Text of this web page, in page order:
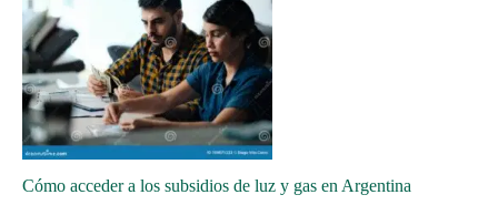
Cómo acceder a los subsidios de luz y gas en Argentina